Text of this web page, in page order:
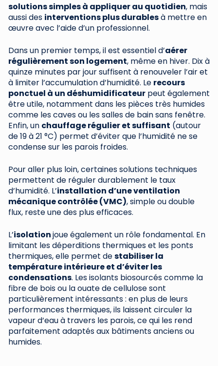
solutions simples à appliquer au quotidien, mais
aussi des interventions plus durablesà mettre en
œuvre avec l’aide d’un professionnel.
Dans un premier temps, il est essentiel d’aérer
régulièrement son logement, même en hiver. Dix à
quinze minutes par jour suffisent à renouveler l’air et
à limiter l’accumulation d’humidité. Le recours
ponctuel à un déshumidificateur peut également
être utile, notamment dans les pièces très humides
comme les caves ou les salles de bain sans fenêtre.
Enfin, un chauffage régulier et suffisant (autour
de 19 à 21 °C) permet d’éviter que l’humidité ne se
condense sur les parois froides.
Pour aller plus loin, certaines solutions techniques
permettent de réguler durablement le taux
d’humidité. L’installation d’une ventilation
mécanique contrôlée (VMC), simple ou double
flux, reste une des plus efficaces.
L’isolationjoue également un rôle fondamental. En
limitant les déperditions thermiques et les ponts
thermiques, elle permet destabiliser la
température intérieure et d’éviter les
condensations. Les isolants biosourcés comme la
fibre de bois ou la ouate de cellulose sont
particulièrement intéressants : en plus de leurs
performances thermiques, ils laissent circuler la
vapeur d’eau à travers les parois, ce qui les rend
parfaitement adaptés aux bâtiments anciens ou
humides.